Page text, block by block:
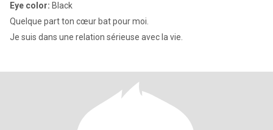
Eye color: Black
Quelque part ton cœur bat pour moi.
Je suis dans une relation sérieuse avec la vie.